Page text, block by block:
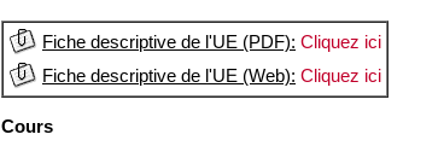
Fiche descriptive de l'UE (PDF): Cliquez ici
Fiche descriptive de l'UE (Web): Cliquez ici
Cours